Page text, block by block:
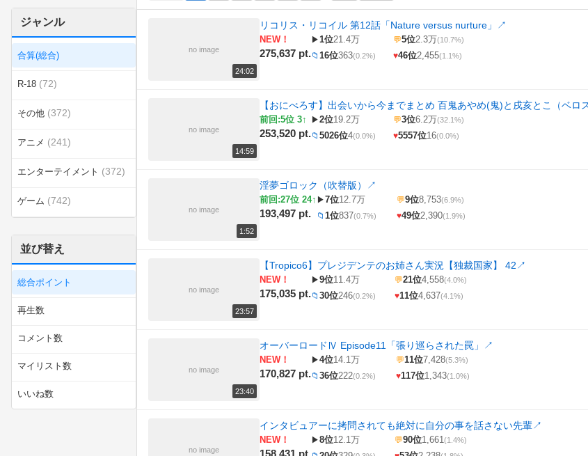
ジャンル
合算(総合)
R-18 (72)
その他 (372)
アニメ (241)
エンターテイメント (372)
ゲーム (742)
ラジオ (13)
乗り物
並び替え
総合ポイント
再生数
コメント数
マイリスト数
いいね数
no image
24:02
リコリス・リコイル 第12話「Nature versus nurture」 ↗
NEW！
275,637 pt.
▶1位21.4万 💬5位2.3万(10.7%)
📁 16位363(0.2%) ♥46位2,455(1.1%)
no image
14:59
【おにべろす】出会いから今までまとめ 百鬼あやめ(鬼)と戌亥とこ（ベロス
前回:5位 3↑
253,520 pt.
▶2位19.2万 💬3位6.2万(32.1%)
📁 5026位4(0.0%) ♥5557位16(0.0%)
no image
1:52
淫夢ゴロック（吹替版） ↗
前回:27位 24↑
193,497 pt.
▶7位12.7万 💬9位8,753(6.9%)
📁 1位837(0.7%) ♥49位2,390(1.9%)
no image
23:57
【Tropico6】プレジデンテのお姉さん実況【独裁国家】 42↗
NEW！
175,035 pt.
▶9位11.4万 💬21位4,558(4.0%)
📁 30位246(0.2%) ♥11位4,637(4.1%)
no image
23:40
オーバーロードⅣ Episode11「張り巡らされた罠」 ↗
NEW！
170,827 pt.
▶4位14.1万 💬11位7,428(5.3%)
📁 36位222(0.2%) ♥117位1,343(1.0%)
no image
インタビュアーに拷問されても絶対に自分の事を話さない先輩↗
NEW！
158,431 pt.
▶8位12.1万 💬90位1,661(1.4%)